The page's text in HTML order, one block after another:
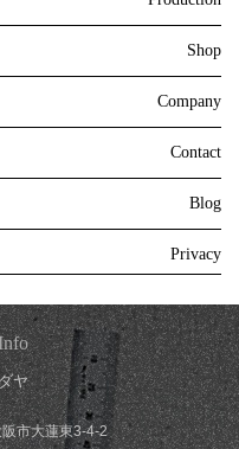
Shop
Company
Contact
Blog
Privacy
ヤ
市大蓮東3-4-2